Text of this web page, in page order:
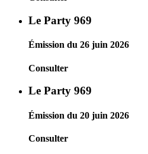
Le Party 969
Émission du 26 juin 2026
Consulter
Le Party 969
Émission du 20 juin 2026
Consulter